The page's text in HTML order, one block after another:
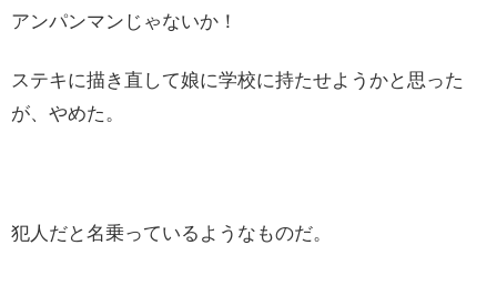
アンパンマンじゃないか！
ステキに描き直して娘に学校に持たせようかと思った
が、やめた。
犯人だと名乗っているようなものだ。